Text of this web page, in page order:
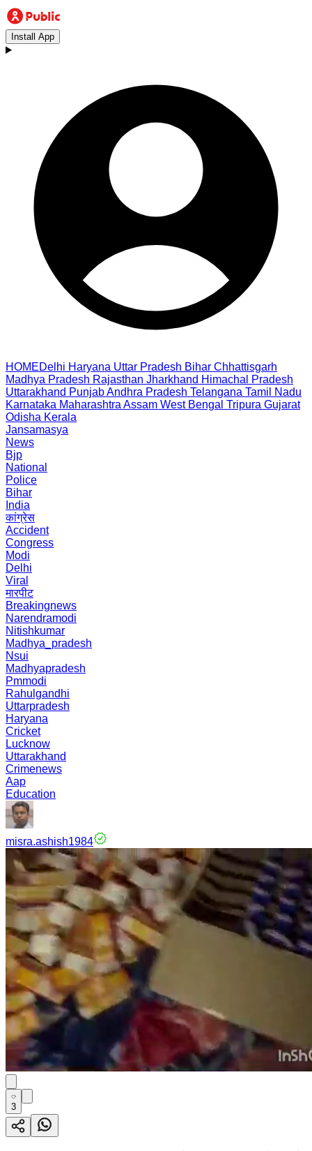
Install App
HOMEDelhi Haryana Uttar Pradesh Bihar Chhattisgarh
Madhya Pradesh Rajasthan Jharkhand Himachal Pradesh
Uttarakhand PunjabAndhra Pradesh Telangana Tamil Nadu
Karnataka Maharashtra Assam West Bengal Tripura Gujarat
Odisha Kerala
Jansamasya
News
Bjp
National
Police
Bihar
India
कांग्रेस
Accident
Congress
Modi
Delhi
Viral
मारपीट
Breakingnews
Narendramodi
Nitishkumar
Madhya_pradesh
Nsui
Madhyapradesh
Pmmodi
Rahulgandhi
Uttarpradesh
Haryana
Cricket
Lucknow
Uttarakhand
Crimenews
Aap
Education
misra.ashish1984
3